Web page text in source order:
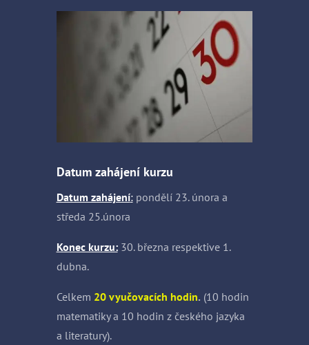
Datum zahájení kurzu
Datum zahájení:pondělí 23. února a
středa 25.února
Konec kurzu: 30. března respektive 1.
dubna.
Celkem 20 vyučovacích hodin. (10 hodin
matematiky a 10 hodin z českého jazyka
a literatury).